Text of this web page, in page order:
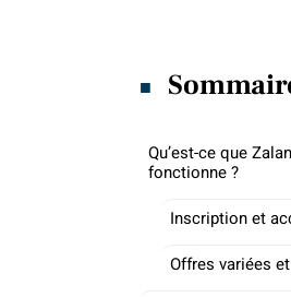
Qu’est-ce que
fonctionne ?
Inscription et
Offres variées